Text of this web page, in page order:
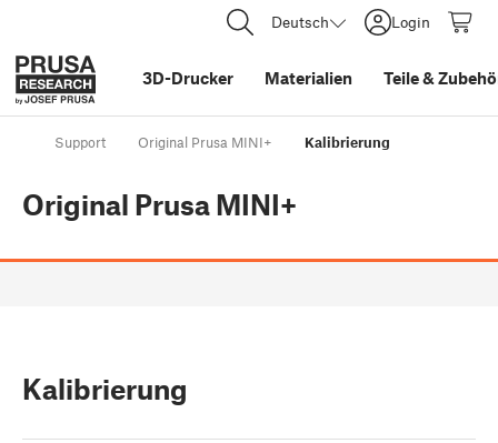
Deutsch Login
3D-Drucker Materialien Teile&
Support Original Prusa MINI+ Kalibrierung
Original Prusa MINI+
Kalibrierung